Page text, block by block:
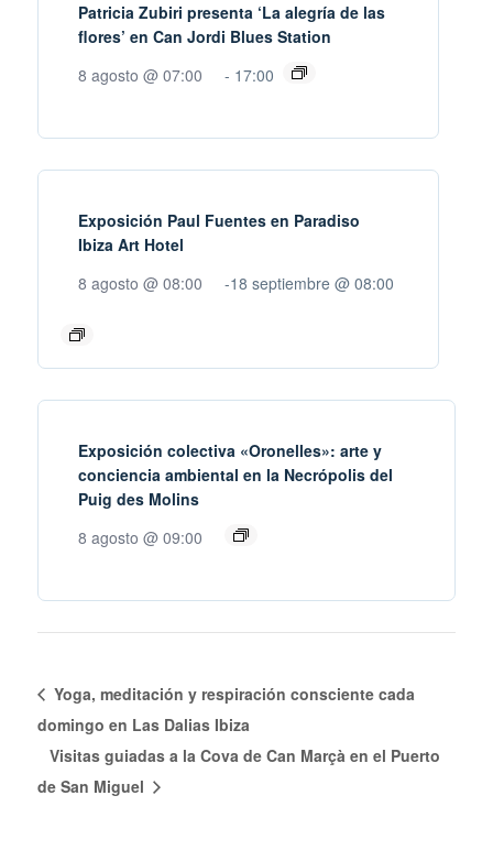
Patricia Zubiri presenta ‘La alegría de las
flores’ en Can Jordi Blues Station
8 agosto @ 07:00
- 17:00
Exposición Paul Fuentes en Paradiso
Ibiza Art Hotel
8 agosto @ 08:00
-18 septiembre @ 08:00
Exposición colectiva «Oronelles»: arte y
conciencia ambiental en la Necrópolis del
Puig des Molins
8 agosto @ 09:00
Yoga, meditación y respiración consciente cada
domingo en Las Dalias Ibiza
Visitas guiadas a la Cova de Can Marçà en el Puerto
de San Miguel